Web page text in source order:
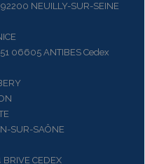
NEUILLY-SUR-SEINE
06605 ANTIBES Cedex
SUR-SAÔNE
CEDEX